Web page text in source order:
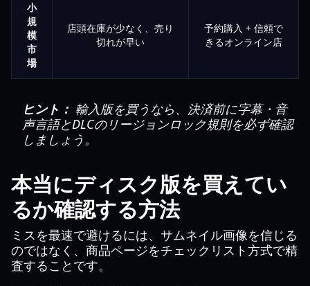
小
規
模
市
場
店頭在庫が少なく、売り
切れが早い
予約購入 + 信頼で
きるオンライン店
ヒント： 輸入版を買うなら、決済前に字幕・音
声言語とDLCのリージョンロック規則を必ず確認
しましょう。
本当にディスク版を買えてい
るか確認する方法
ミスを最速で避けるには、サムネイル画像を信じる
のではなく、商品ページをチェックリスト方式で精
査することです。